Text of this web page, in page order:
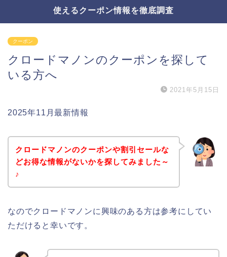
使えるクーポン情報を徹底調査
クーポン
クロードマノンのクーポンを探して
いる方へ
2021年5月15日
2025年11月最新情報
クロードマノンのクーポンや割引セールな
どお得な情報がないかを探してみました～
♪
なのでクロードマノンに興味のある方は参考にしてい
ただけると幸いです。